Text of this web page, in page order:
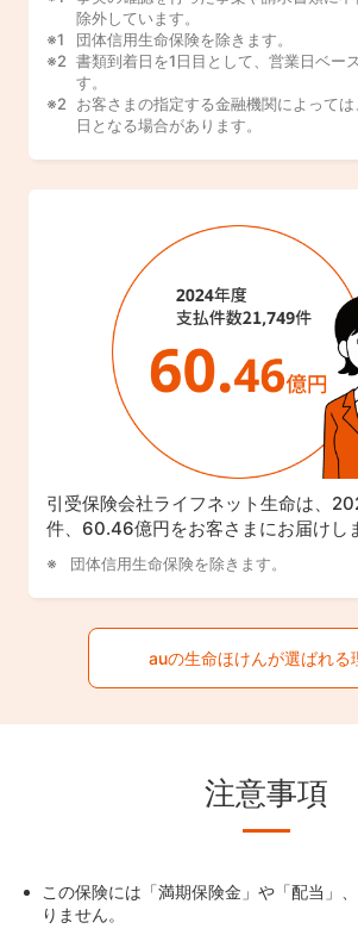
除外しています。
団体信用生命保険を除きます。
書類到着日を1日目として、営業日ベー
す。
お客さまの指定する金融機関によって
日となる場合があります。
引受保険会社ライフネット生命は、
件、60.46億円をお客さまにお届けし
団体信用生命保険を除きます。
auの生命ほけんが選ばれる
注意事項
この保険には「満期保険金」や「配当」
りません。